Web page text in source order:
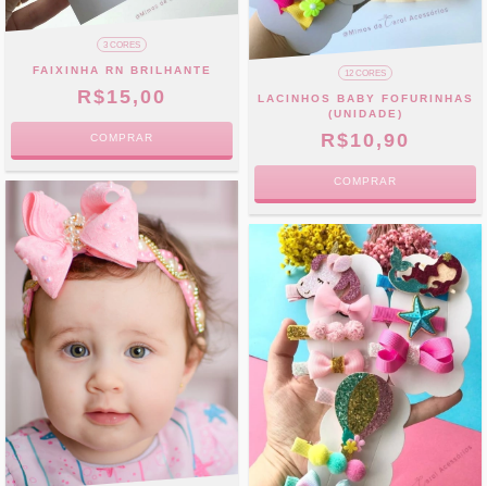
3 CORES
FAIXINHA RN BRILHANTE
R$15,00
COMPRAR
12 CORES
LACINHOS BABY FOFURINHAS
(UNIDADE)
R$10,90
COMPRAR